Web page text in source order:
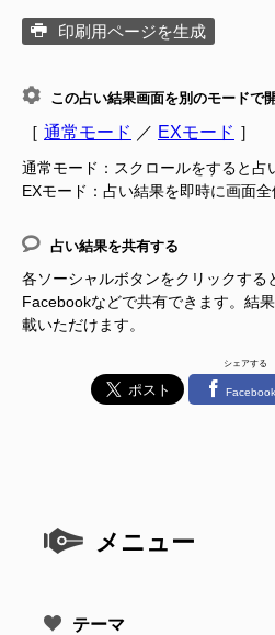
印刷用ページを生成
この占い結果画面を別のモードで
［ 通常モード ／ EXモード ］
通常モード：スクロールをすると占
EXモード：占い結果を即時に画面
占い結果を共有する
各ソーシャルボタンをクリックする
Facebookなどで共有できます。結
載いただけます。
シェアする
Facebook
メニュー
テーマ